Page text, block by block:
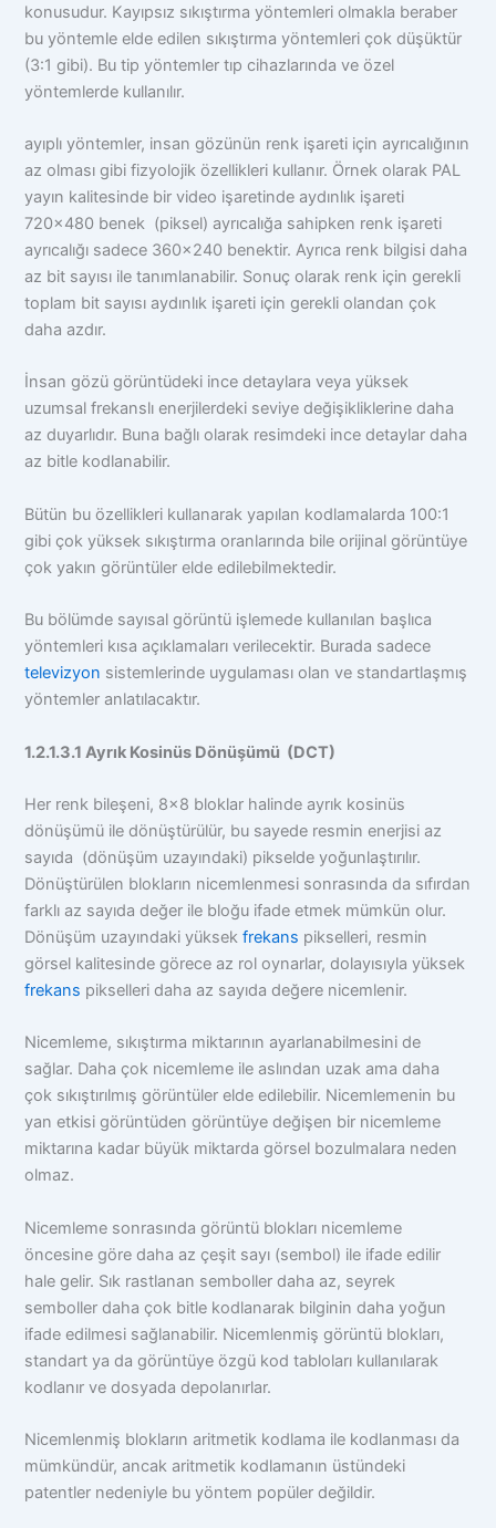
konusudur. Kayıpsız sıkıştırma yöntemleri olmakla beraber
bu yöntemle elde edilen sıkıştırma yöntemleri çok düşüktür
(3:1 gibi). Bu tip yöntemler tıp cihazlarında ve özel
yöntemlerde kullanılır.
ayıplı yöntemler, insan gözünün renk işareti için ayrıcalığının
az olması gibi fizyolojik özellikleri kullanır. Örnek olarak PAL
yayın kalitesinde bir video işaretinde aydınlık işareti
720×480 benek (piksel) ayrıcalığa sahipken renk işareti
ayrıcalığı sadece 360×240 benektir. Ayrıca renk bilgisi daha
az bit sayısı ile tanımlanabilir. Sonuç olarak renk için gerekli
toplam bit sayısı aydınlık işareti için gerekli olandan çok
daha azdır.
İnsan gözü görüntüdeki ince detaylara veya yüksek
uzumsal frekanslı enerjilerdeki seviye değişikliklerine daha
az duyarlıdır. Buna bağlı olarak resimdeki ince detaylar daha
az bitle kodlanabilir.
Bütün bu özellikleri kullanarak yapılan kodlamalarda 100:1
gibi çok yüksek sıkıştırma oranlarında bile orijinal görüntüye
çok yakın görüntüler elde edilebilmektedir.
Bu bölümde sayısal görüntü işlemede kullanılan başlıca
yöntemleri kısa açıklamaları verilecektir. Burada sadece
televizyon sistemlerinde uygulaması olan ve standartlaşmış
yöntemler anlatılacaktır.
1.2.1.3.1 Ayrık Kosinüs Dönüşümü (DCT)
Her renk bileşeni, 8×8 bloklar halinde ayrık kosinüs
dönüşümü ile dönüştürülür, bu sayede resmin enerjisi az
sayıda (dönüşüm uzayındaki) pikselde yoğunlaştırılır.
Dönüştürülen blokların nicemlenmesi sonrasında da sıfırdan
farklı az sayıda değer ile bloğu ifade etmek mümkün olur.
Dönüşüm uzayındaki yüksekfrekans pikselleri, resmin
görsel kalitesinde görece az rol oynarlar, dolayısıyla yüksek
frekans pikselleri daha az sayıda değere nicemlenir.
Nicemleme, sıkıştırma miktarının ayarlanabilmesini de
sağlar. Daha çok nicemleme ile aslından uzak ama daha
çok sıkıştırılmış görüntüler elde edilebilir. Nicemlemenin bu
yan etkisi görüntüden görüntüye değişen bir nicemleme
miktarına kadar büyük miktarda görsel bozulmalara neden
olmaz.
Nicemleme sonrasında görüntü blokları nicemleme
öncesine göre daha az çeşit sayı (sembol) ile ifade edilir
hale gelir. Sık rastlanan semboller daha az, seyrek
semboller daha çok bitle kodlanarak bilginin daha yoğun
ifade edilmesi sağlanabilir. Nicemlenmiş görüntü blokları,
standart ya da görüntüye özgü kod tabloları kullanılarak
kodlanır ve dosyada depolanırlar.
Nicemlenmiş blokların aritmetik kodlama ile kodlanması da
mümkündür, ancak aritmetik kodlamanın üstündeki
patentler nedeniyle bu yöntem popüler değildir.